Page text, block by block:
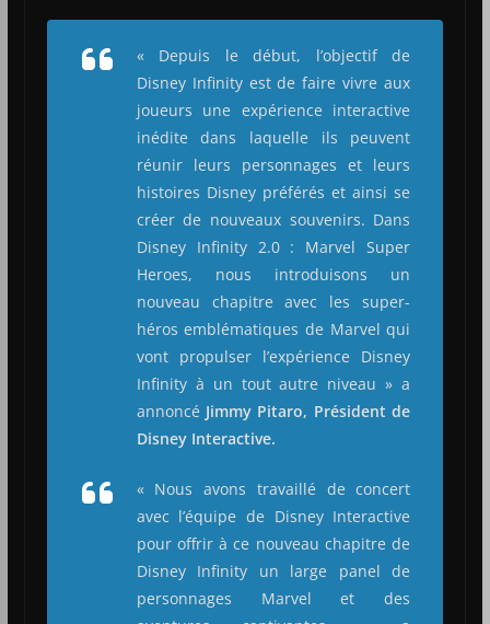
« Depuis le début, l’objectif de
Disney Infinity est de faire vivre aux
joueurs une expérience interactive
inédite dans laquelle ils peuvent
réunir leurs personnages et leurs
histoires Disney préférés et ainsi se
créer de nouveaux souvenirs. Dans
Disney Infinity 2.0 : Marvel Super
Heroes, nous introduisons un
nouveau chapitre avec les super-
héros emblématiques de Marvel qui
vont propulser l’expérience Disney
Infinity à un tout autre niveau » a
annoncé Jimmy Pitaro, Président de
Disney Interactive.
« Nous avons travaillé de concert
avec l’équipe de Disney Interactive
pour offrir à ce nouveau chapitre de
Disney Infinity un large panel de
personnages Marvel et des